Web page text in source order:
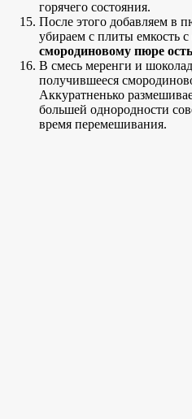
горячего состояния.
После этого добавляем в
убираем с плиты емкость
смородиновому пюре
В смесь меренги и
получившееся
Аккуратненько
большей однородности
время перемешивания.